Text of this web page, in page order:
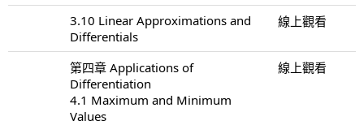
3.10 Linear Approximations and
Differentials
線上觀看
第四章 Applications of
Differentiation
4.1 Maximum and Minimum
Values
線上觀看